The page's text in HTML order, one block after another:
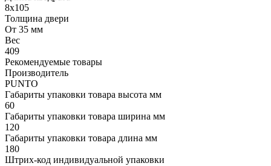
8x105
Толщина двери
От 35 мм
Вес
409
Рекомендуемые товары
Производитель
PUNTO
Габариты упаковки товара высота мм
60
Габариты упаковки товара ширина мм
120
Габариты упаковки товара длина мм
180
Штрих-код индивидуальной упаковки